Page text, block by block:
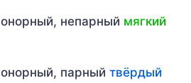
непарный мягкий
парный твёрдый